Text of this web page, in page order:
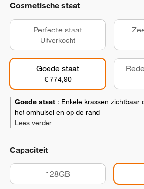
Cosmetische staat
Perfecte staat
Uitverkocht
Goede staat
€ 774,90
Goede staat : Enkele krassen zichtbaar
het omhulsel en op de rand
Lees verder
Capaciteit
128GB